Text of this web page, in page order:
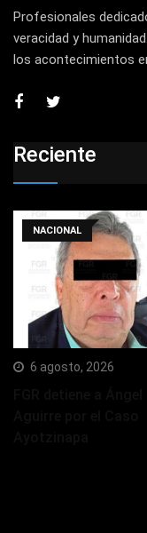
Profesionales
veracidad y
los acontecimientos
Reciente
NACIONAL
6 agosto, 2026